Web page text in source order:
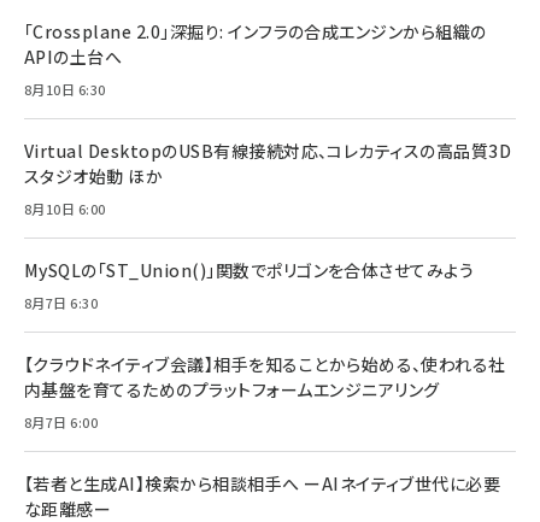
「Crossplane 2.0」深掘り: インフラの合成エンジンから組織の
APIの土台へ
8月10日 6:30
Virtual DesktopのUSB有線接続対応、コレカティスの高品質3D
スタジオ始動 ほか
8月10日 6:00
MySQLの「ST_Union()」関数でポリゴンを合体させてみよう
8月7日 6:30
【クラウドネイティブ会議】相手を知ることから始める、使われる社
内基盤を育てるためのプラットフォームエンジニアリング
8月7日 6:00
【若者と生成AI】検索から相談相手へ ーAIネイティブ世代に必要
な距離感ー